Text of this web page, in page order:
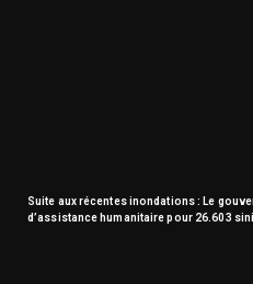
Suite aux récentes inondations : Le
d’assistance humanitaire pour 26.603